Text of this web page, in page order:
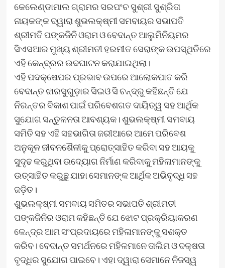
କେଲେଣ୍ଡାମାଲ ଗ୍ରାମର ସରପଂଚ ସୁଶ୍ରୀ ସୁଶ୍ରିତା
ନାୟକଙ୍କ ଦ୍ୱାରା ଶୁଭଲକ୍ଷ୍ମୀ ସମବାୟର ସଭାପତି
ଶ୍ରୀମତି ପଙ୍କଜିନି ଓରାମ ଓ ବେଦାନ୍ତ ଆଲୁମିନିୟମର
ସିଏସଆର ମୁଖ୍ୟ ଶ୍ରୀମତୀ ହରମୀତ ସେରାଙ୍କ ଉପସ୍ଥିତିରେ
ଏହି କେନ୍ଦ୍ରର ଉଦଘାଟନ କରାଯାଇଥିଲା।
ଏହି ପଦକ୍ଷେପର ପ୍ରଭାବ ଉପରେ ଆଲୋକପାତ କରି
ବେଦାନ୍ତ ଝାରସୁଗୁଡ଼ାର ସିଇଓ ସି ଚନ୍ଦ୍ରୁ କହିଛନ୍ତି ଯେ
ନିରନ୍ତର ବିକାଶ ପାଇଁ ପରିବେଶଗତ ଦାୟିତ୍ୱ ସହ ଆର୍ଥିକ
ସୁଯୋଗ ସନ୍ତୁଳନତା ଆବଶ୍ୟକ। ଶୁଭଲକ୍ଷ୍ମୀ ସମବାୟ
ସମିତି ସହ ଏହି ସହଭାଗିତା ଜରୀଆରେ ଆମେ ପରିବେଶ
ଅନୁକୂଳ ଜୀବନଶୈଳୀକୁ ପ୍ରୋତ୍ସାହିତ କରିବା ସହ ଆୟକୁ
ସୁଦୃଢ କରୁଥିବା ଉଦ୍ୟୋଗ ନିର୍ମାଣ କରିବାକୁ ମହିଳାମାନଙ୍କୁ
ଉତ୍ସାହିତ କରୁଛୁ ଯାହା ସେମାନଙ୍କ ଆର୍ଥିକ ଅଭିବୃଦ୍ଧି ସହ
ଜଡ଼ିତ।
ଶୁଭଲକ୍ଷ୍ମୀ ସମବାୟ ସମିତର ସଭାପତି ଶ୍ରୀମତୀ
ପଙ୍କଜିନିର ଓରାମ କହିଛନ୍ତି ଯେ ଝୋଟ ପ୍ରକ୍ରିୟାକରଣ
କେନ୍ଦ୍ର ଆମ ସଂପ୍ରଦାୟରେ ମହିଳାମାନଙ୍କୁ ସଶକ୍ତ
କରିବ। ବେଦାନ୍ତ ସମର୍ଥନରେ ମହିଳମାନେ ତାଲିମ ଓ ଦକ୍ଷତା
ବୃଦ୍ଧିର ସୁଯୋଗ ପାଇବେ। ଏହା ଦ୍ୱାରା ସେମାନେ ନିଜସ୍ୱ